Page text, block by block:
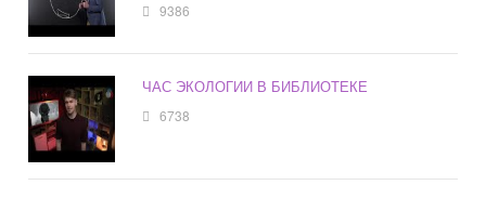
9386
ЧАС ЭКОЛОГИИ В БИБЛИОТЕКЕ
6738